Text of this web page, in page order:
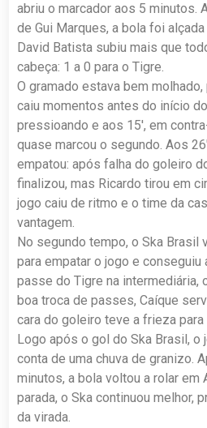
abriu o marcador aos 5 minutos.
de Gui Marques, a bola foi
David Batista subiu mais que
cabeça: 1 a 0 para o Tigre.
O gramado estava bem
caiu momentos antes do início
pressioando e aos 15′, em
quase marcou o segundo. Aos
empatou: após falha do goleiro
finalizou, mas Ricardo tirou em
jogo caiu de ritmo e o time da
vantagem.
No segundo tempo, o Ska Brasil
para empatar o jogo e conseguiu
passe do Tigre na intermediária,
boa troca de passes, Caíque
cara do goleiro teve a frieza para
Logo após o gol do Ska Brasil,
conta de uma chuva de granizo.
minutos, a bola voltou a rolar em
parada, o Ska continuou melhor,
da virada.